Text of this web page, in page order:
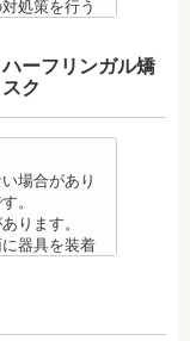
処策を行う
ります。
を交換した
数日でおさ
を飲んだと
合がありま
長期間痛む
などをうけ
ーフリンガル矯
ク
場合があり
。
ります。
器具を装着
内側に傷が
に伴う痛み